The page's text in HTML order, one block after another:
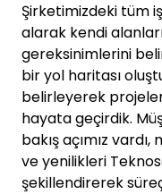
Şirketimizdeki tüm
alarak kendi
gereksinimlerini
bir yol haritası
belirleyerek
hayata geçirdik.
bakış açımız
ve yenilikleri
şekillendirerek